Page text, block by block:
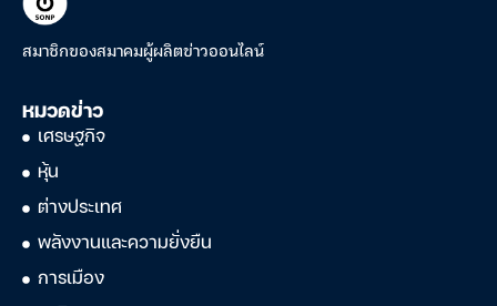
สมาชิกของสมาคมผู้ผลิตข่าวออนไลน์
หมวดข่าว
เศรษฐกิจ
หุ้น
ต่างประเทศ
พลังงานและความยั่งยืน
การเมือง